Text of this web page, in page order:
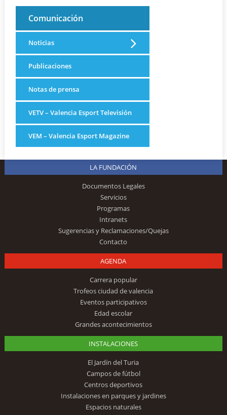
Comunicación
Noticias
Publicaciones
Notas de prensa
VETV – Valencia Esport Televisión
VEM – Valencia Esport Magazine
LA FUNDACIÓN
Documentos Legales
Servicios
Programas
Intranets
Sugerencias y Reclamaciones/Quejas
Contacto
AGENDA
Carrera popular
Trofeos ciudad de valencia
Eventos participativos
Edad escolar
Grandes acontecimientos
INSTALACIONES
El Jardín del Turia
Campos de fútbol
Centros deportivos
Instalaciones en parques y jardines
Espacios naturales